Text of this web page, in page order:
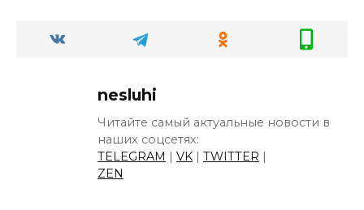
nesluhi
Читайте самый актуальные новости в
наших соцсетях:
TELEGRAM
VK TWITTER
ZEN